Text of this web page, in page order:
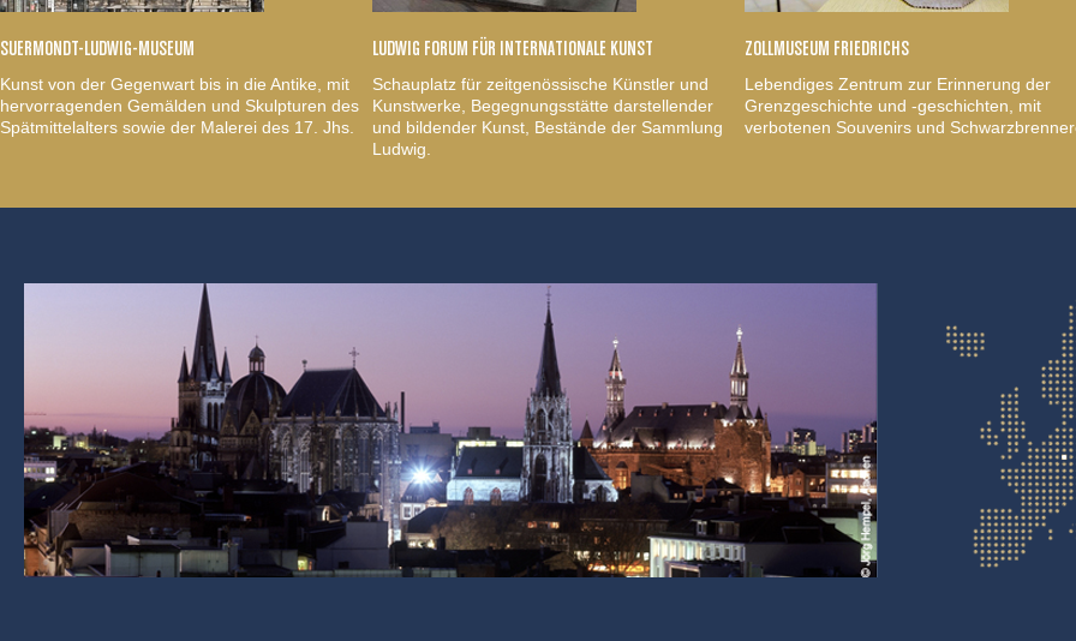
SUERMONDT-LUDWIG-MUSEUM
Kunst von der Gegenwart bis in die Antike, mit
hervorragenden Gemälden und Skulpturen des
Spätmittelalters sowie der Malerei des 17. Jhs.
LUDWIG FORUM FÜR INTERNATIONALE KUNST
Schauplatz für zeitgenössische Künstler und
Kunstwerke, Begegnungsstätte darstellender
und bildender Kunst, Bestände der Sammlung
Ludwig.
ZOLLMUSEUM FRIEDRICHS
Lebendiges Zentrum zur Erinnerung der
Grenzgeschichte und -geschichten, mit
verbotenen Souvenirs und